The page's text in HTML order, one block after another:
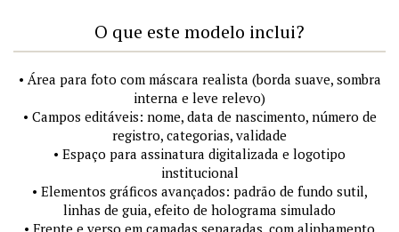
O que este modelo inclui?
• Área para foto com máscara realista (borda suave, sombra
interna e leve relevo)
• Campos editáveis: nome, data de nascimento, número de
registro, categorias, validade
• Espaço para assinatura digitalizada e logotipo
institucional
• Elementos gráficos avançados: padrão de fundo sutil,
linhas de guia, efeito de holograma simulado